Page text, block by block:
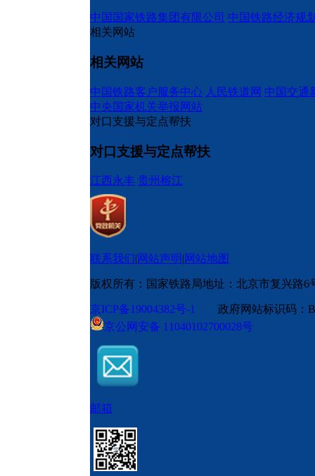
中国国家铁路集团有限公司 中国铁路经济规
相关网站
相关网站
中国铁路客户服务中心 人民铁道网 中国交通
中央国家机关举报网站
对口支援与定点帮扶
对口支援与定点帮扶
江西永丰 贵州榕江
联系我们|网站声明|网站地图
版权所有：国家铁路局地址：北京市复兴路6
京ICP备19004382号-1
政府网站标识码
京公网安备 11040102700028号
邮箱